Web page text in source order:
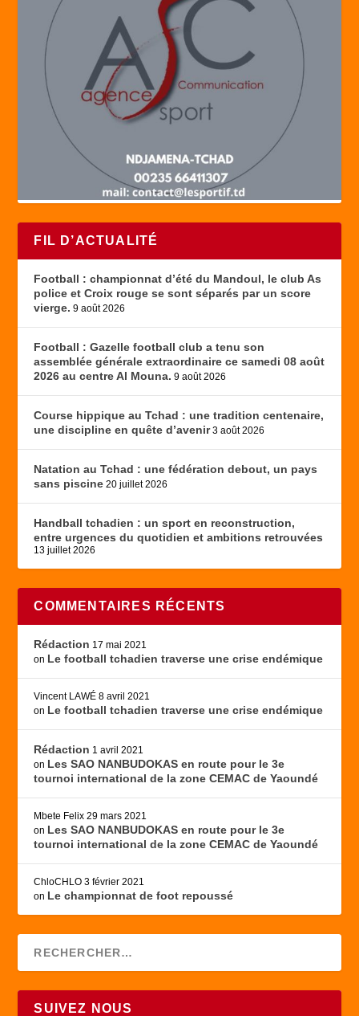
FIL D’ACTUALITÉ
Football : championnat d’été du Mandoul, le club As
police et Croix rouge se sont séparés par un score
vierge. 9 août 2026
Football : Gazelle football club a tenu son
assemblée générale extraordinaire ce samedi 08 août
2026 au centre Al Mouna. 9 août 2026
Course hippique au Tchad : une tradition centenaire,
une discipline en quête d’avenir 3 août 2026
Natation au Tchad : une fédération debout, un pays
sans piscine 20 juillet 2026
Handball tchadien : un sport en reconstruction,
entre urgences du quotidien et ambitions retrouvées
13 juillet 2026
COMMENTAIRES RÉCENTS
Rédaction 17 mai 2021
on Le football tchadien traverse une crise endémique
Vincent LAWÉ 8 avril 2021
on Le football tchadien traverse une crise endémique
Rédaction 1 avril 2021
on Les SAO NANBUDOKAS en route pour le 3e
tournoi international de la zone CEMAC de Yaoundé
Mbete Felix 29 mars 2021
on Les SAO NANBUDOKAS en route pour le 3e
tournoi international de la zone CEMAC de Yaoundé
ChloCHLO 3 février 2021
on Le championnat de foot repoussé
SUIVEZ NOUS